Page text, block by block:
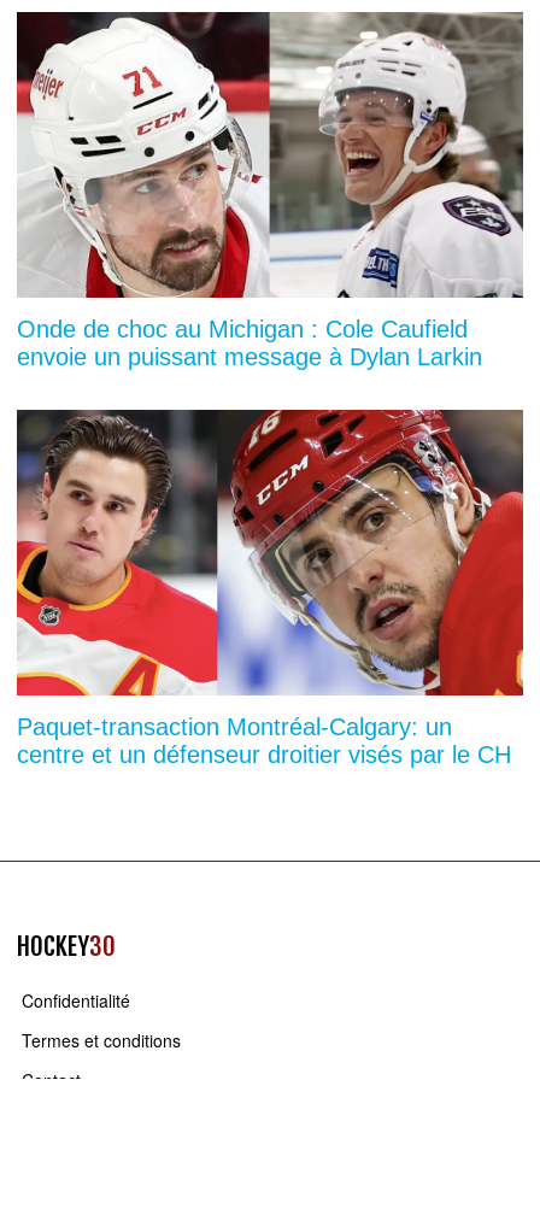
Onde de choc au Michigan : Cole Caufield
envoie un puissant message à Dylan Larkin
Paquet-transaction Montréal-Calgary: un
centre et un défenseur droitier visés par le CH
HOCKEY30
Confidentialité
Termes et conditions
Contact